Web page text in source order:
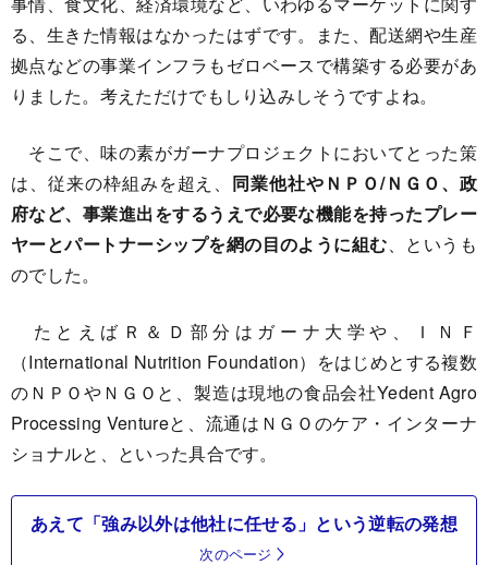
る、生きた情報はなかったはずです。また、配送網や生産
拠点などの事業インフラもゼロベースで構築する必要があ
りました。考えただけでもしり込みしそうですよね。
そこで、味の素がガーナプロジェクトにおいてとった策
は、従来の枠組みを超え、 同業他社やＮＰＯ/ＮＧＯ、政
府など、事業進出をするうえで必要な機能を持ったプレー
ヤーとパートナーシップを網の目のように組む、というも
のでした。
たとえばＲ＆Ｄ部分はガーナ大学や、ＩＮＦ
（International Nutrition Foundation）をはじめとする複数
のＮＰＯやＮＧＯと、製造は現地の食品会社Yedent Agro
Processing Ventureと、流通はＮＧＯのケア・インターナ
ショナルと、といった具合です。
あえて「強み以外は他社に任せる」という逆転の発想
次のページ